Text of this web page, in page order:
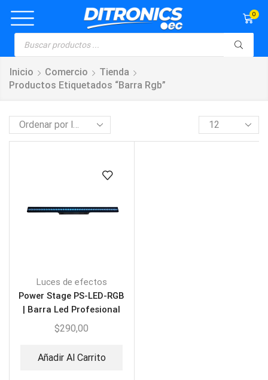
0
Inicio Comercio
Tienda
Productos Etiquetados “barra Rgb”
Luces de efectos
Power Stage PS-LED-RGB
| Barra Led Profesional
$290,00
Añadir Al Carrito